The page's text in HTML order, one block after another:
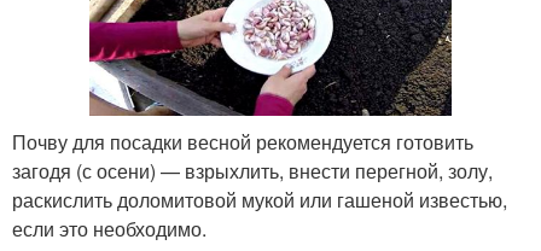
Почву для посадки весной рекомендуется готовить
загодя (с осени) — взрыхлить, внести перегной, золу,
раскислить доломитовой мукой или гашеной известью,
если это необходимо.